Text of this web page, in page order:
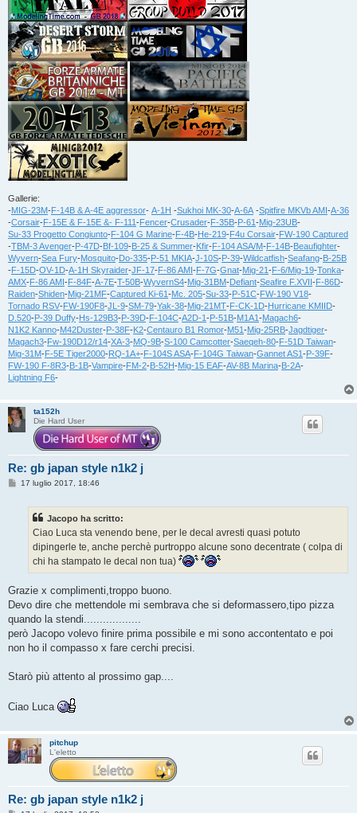
Gallerie:
-MIG-23M-F-14B & A-4E aggressor- A-1H -Sukhoi MK-30-A-6A -Spitfire MKVb AMI-A-36
-Corsair-F-15E & F-15E &- F-111-Fencer-Crusader-F-35B-P-61-Mig-23UB-
Su-33 Progetto Congiunto-F-104 G Marine-F-4B-He-219-F4u Corsair-FW-190 Captured
-TBM-3 Avenger-P-47D-Bf-109-B-25 & Summer-Kfir-F-104 ASA/M-F-14B-Beaufighter-
Wyvern-Sea Fury-Mosquito-Do-335-P-51 MKIA-J-10S-P-39-Wildcatfish-Seafang-B-25B
-F-15D-OV-1D-A-1H Skyraider-JF-17-F-86 AMI-F-7G-Gnat-Mig-21-F-6/Mig-19-Tonka-
AMX-F-86 AMI-F-84F-A-7E-T-50B-WyvernS4-Mig-31BM-Defiant-Seafire F.XVII-F-86D-
Raiden-Shiden-Mig-21MF-Captured Ki-61-Mc. 205-Su-33-P-51C-FW-190 V18-
Tornado RSV-FW-190F8-JL-9-SM-79-Yak-38-Mig-21MT-F-CK-1D-Hurricane KMIID-
D.520-P-39 Duffy-Hs-129B3-P-39D-F-104C-A2D-1-P-51B-M1A1-Magach6-
N1K2 Kanno-M42Duster-P-38F-K2-Centauro B1 Romor-M51-Mig-25RB-Jagdtiger-
Magach3-Fw-190D12/r14-XA-3-MQ-9B-S-100 Camcotter-Saeqeh-80-F-51D Taiwan-
Mig-31M-F-5E Tiger2000-RQ-1A+-F-104S ASA-F-104G Taiwan-Gannet AS1-P-39F-
FW-190 F-8R3-B-1B-Vampire-FM-2-B-52H-Mig-15 EAF-AV-8B Marina-B-2A-
Lightning F6-
ta152h
Die Hard User
Re: gb japan style n1k2 j
M17 luglio 2017, 18:46
Jacopo ha scritto:
Ciao Luca sta venendo bene, per le decal avresti quasi potuto
dipingerle te, anche perchè purtroppo alcune sono decentrate ( colpa di
chi ha stampato le decal non tua)
Grazie x complimenti,troppo buono.
Devo dire che mettendole mi sembrava che si deformassero,tipo pizza
quando la stendi..................
però Jacopo volevo finire prima possibile e mi sono accontentato e poi
non ho il compasso x fare cerchi precisi.
Starò più attento al prossimo gap....
Ciao Luca
pitchup
L'eletto
Re: gb japan style n1k2 j